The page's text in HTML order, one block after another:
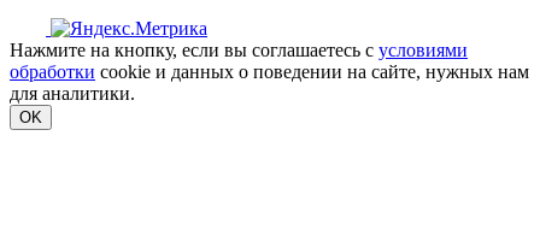
Нажмите на кнопку, если вы соглашаетесь с условиями
обработки cookie и данных о поведении на сайте, нужных нам
для аналитики.
OK